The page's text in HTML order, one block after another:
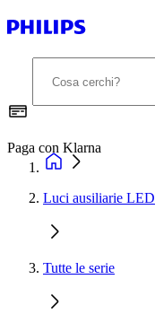
Paga con Klarna
Luci ausiliarie LED
Tutte le serie